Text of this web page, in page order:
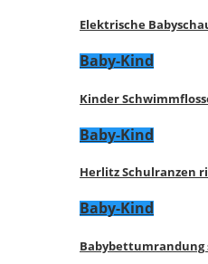
Elektrische
Baby-Kind
Kinder
Baby-Kind
Herlitz Schulranzen
Baby-Kind
Babybettumrandung